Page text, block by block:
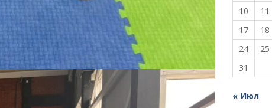
10
11
17
18
24
25
31
« Июл